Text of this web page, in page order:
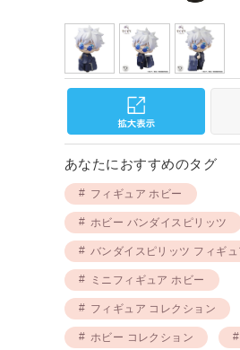
あなたにおすすめのタグ
フィギュア ホビー
ホビー バンダイスピリッツ
バンダイスピリッツ フィギュ
ミニフィギュア ホビー
フィギュア コレクション
ホビー コレクション